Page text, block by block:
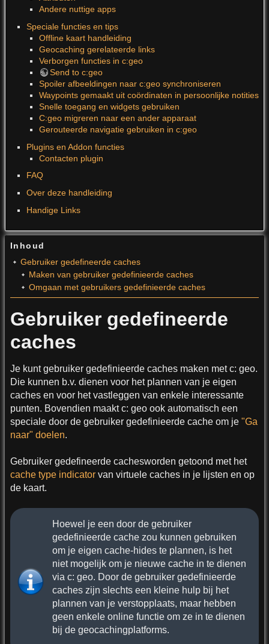
Andere nuttige apps
Speciale functies en tips
Offline kaart handleiding
Geocaching gerelateerde links
Verborgen functies in c:geo
Send to c:geo
Spoiler afbeeldingen naar c:geo synchroniseren
Waypoints gemaakt uit coördinaten in persoonlijke notities
Snelle toegang en widgets gebruiken
C:geo migreren naar een ander apparaat
Gerouteerde navigatie gebruiken in c:geo
Plugins en Addon functies
Contacten plugin
FAQ
Over deze handleiding
Handige Links
Inhoud
Gebruiker gedefineerde caches
Maken van gebruiker gedefinieerde caches
Omgaan met gebruikers gedefinieerde caches
Gebruiker gedefineerde
caches
Je kunt gebruiker gedefinieerde caches maken met c: geo.
Die kunnen b.v. dienen voor het plannen van je eigen
caches en voor het vastleggen van enkele interessante
punten. Bovendien maakt c: geo ook automatisch een
speciale door de gebruiker gedefinieerde cache om je "Ga
naar" doelen.
Gebruiker gedefineerde cachesworden getoond met het
cache type indicator van virtuele caches in je lijsten en op
de kaart.
Hoewel je een door de gebruiker
gedefinieerde cache zou kunnen gebruiken
om je eigen cache-hides te plannen, is het
niet mogelijk om je nieuwe cache in te dienen
via c: geo. Door de gebruiker gedefinieerde
caches zijn slechts een kleine hulp bij het
plannen van je verstopplaats, maar hebben
geen enkele online functie om ze in te dienen
bij de geocachingplatforms.